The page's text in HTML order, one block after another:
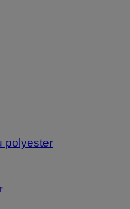
polyester